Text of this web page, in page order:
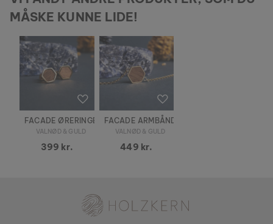
MÅSKE KUNNE LIDE!
FACADE ØRERINGE
VALNØD & GULD
399 kr.
FACADE ARMBÅND
VALNØD & GULD
449 kr.